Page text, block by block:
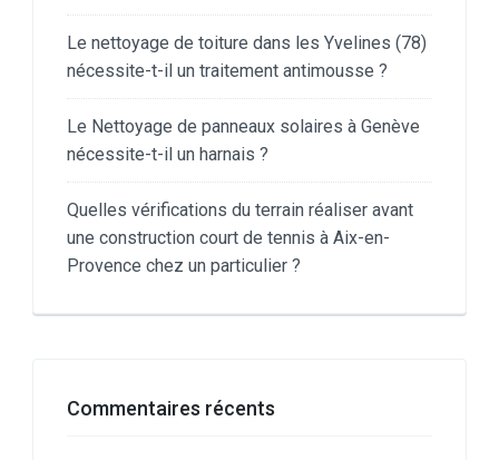
Le nettoyage de toiture dans les Yvelines (78)
nécessite-t-il un traitement antimousse ?
Le Nettoyage de panneaux solaires à Genève
nécessite-t-il un harnais ?
Quelles vérifications du terrain réaliser avant
une construction court de tennis à Aix-en-
Provence chez un particulier ?
Commentaires récents